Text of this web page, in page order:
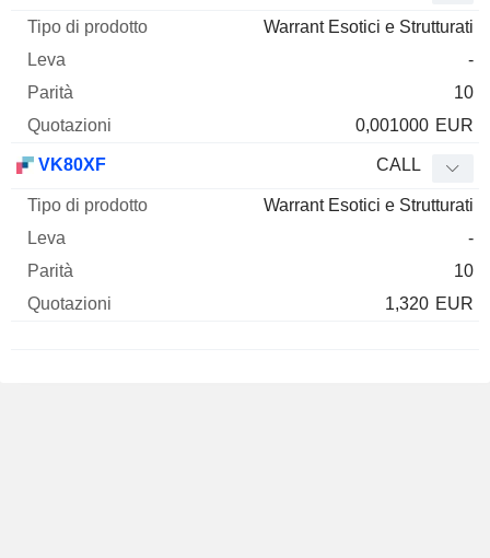
Warrant Esotici e Strutturati
-
10
0,001000 EUR
VK80XF CALL
Warrant Esotici e Strutturati
-
10
1,320 EUR